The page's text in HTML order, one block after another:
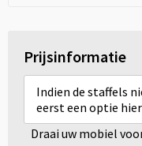
Prijsinformatie
Indien de staffels
eerst een optie
Draai uw mobiel